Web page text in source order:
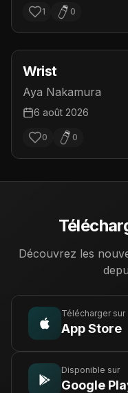
1 0
Wrist
Aya Nakamura
6 août 2026
0 0
Découvrez les
Télécharger sur
App Store
Disponible sur
Google